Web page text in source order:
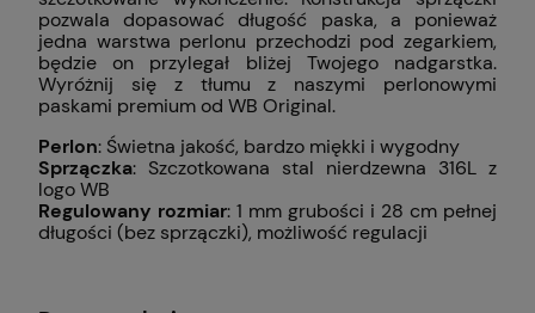
pozwala dopasować długość paska, a ponieważ
jedna warstwa perlonu przechodzi pod zegarkiem,
będzie on przylegał bliżej Twojego nadgarstka.
Wyróżnij się z tłumu z naszymi perlonowymi
paskami premium od WB Original.
Perlon: Świetna jakość, bardzo miękki i wygodny
Sprzączka: Szczotkowana stal nierdzewna 316L z
logo WB
Regulowany rozmiar: 1 mm grubości i 28 cm pełnej
długości (bez sprzączki), możliwość regulacji